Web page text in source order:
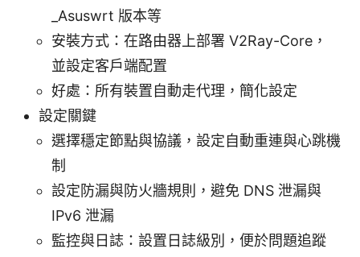
_Asuswrt 版本等
安裝方式：在路由器上部署 V2Ray-Core，
並設定客戶端配置
好處：所有裝置自動走代理，簡化設定
設定關鍵
選擇穩定節點與協議，設定自動重連與心跳機
制
設定防漏與防火牆規則，避免 DNS 泄漏與
IPv6 泄漏
監控與日誌：設置日誌級別，便於問題追蹤